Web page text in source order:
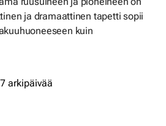
ja dramaattinen tapetti sopii
kuin
arkipäivää